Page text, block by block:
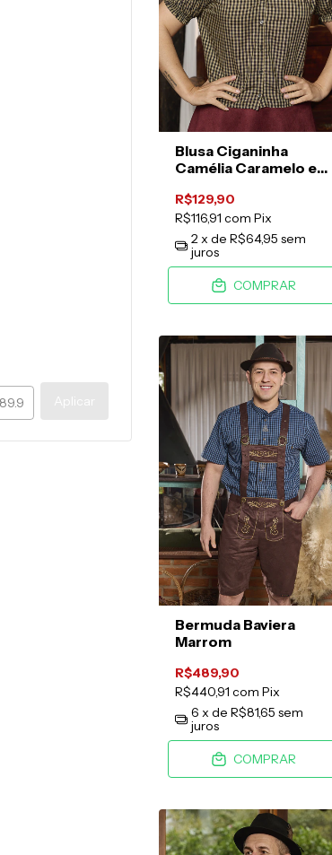
Aplicar
Blusa Ciganinha
Camélia Caramelo e
R$129,90
R$116,91 com Pix
2x de R$64,95 sem
juros
COMPRAR
Bermuda Baviera
Marrom
R$489,90
R$440,91 com Pix
6 x de R$81,65 sem
juros
COMPRAR